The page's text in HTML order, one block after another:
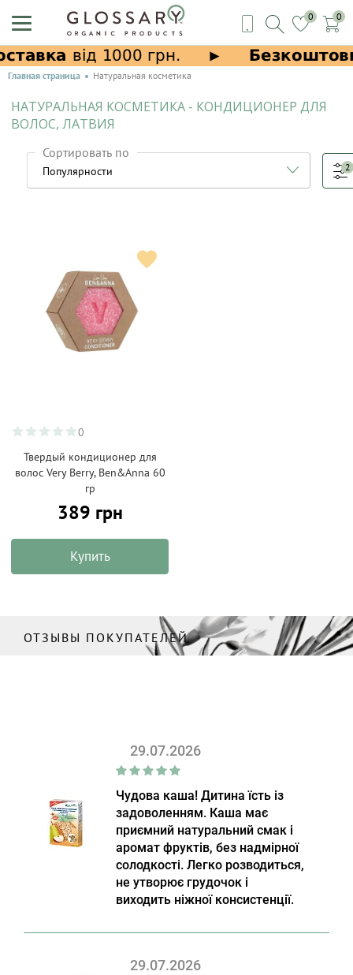
0 0
Главная страница Натуральная косметика
НАТУРАЛЬНАЯ КОСМЕТИКА - КОНДИЦИОНЕР ДЛЯ
ВОЛОС, ЛАТВИЯ
Сортировать по
2
0
Твердый кондиционер для
волос Very Berry, Ben&Anna 60
гр
389 грн
Купить
ОТЗЫВЫ ПОКУПАТЕЛЕЙ
29.07.2026
Чудова каша! Дитина їсть із
задоволенням. Каша має
приємний натуральний смак і
аромат фруктів, без надмірної
солодкості. Легко розводиться,
не утворює грудочок і
виходить ніжної консистенції.
29.07.2026